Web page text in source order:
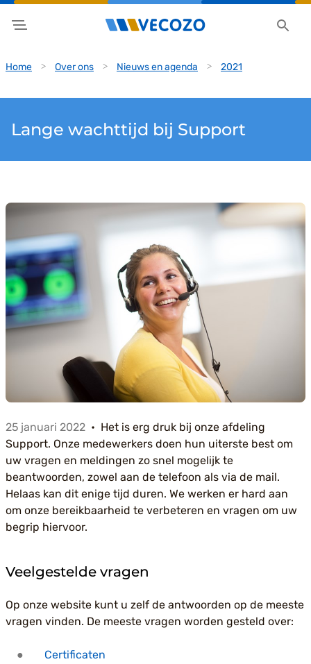
Home Over ons Nieuws en agenda 2021
Lange wachttijd bij Support
25 januari 2022
Het is erg druk bij onze afdeling
Support. Onze medewerkers doen hun uiterste best om
uw vragen en meldingen zo snel mogelijk te
beantwoorden, zowel aan de telefoon als via de mail.
Helaas kan dit enige tijd duren. We werken er hard aan
om onze bereikbaarheid te verbeteren en vragen om uw
begrip hiervoor.
Veelgestelde vragen
Op onze website kunt u zelf de antwoorden op de meeste
vragen vinden. De meeste vragen worden gesteld over:
Certificaten